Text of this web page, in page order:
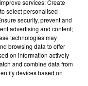
Ouest
Manon
cambriolé et
services; Create
select personalised
security, prevent and
advertising and content;
technologies may
browsing data to offer
on information actively
and combine data from
devices based on